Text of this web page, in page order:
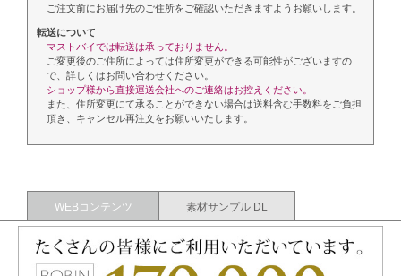
ご注文前にお届け先のご住所をご確認いただきますようお願いします。
転送について
マストバイでは転送は承っておりません。
ご変更後のご住所によっては住所変更ができる可能性がございますの
で、詳しくはお問い合わせください。
ショップ様から直接運送会社へのご連絡はお控えください。
また、住所変更にて承ることができない場合は送料含む手数料をご負担
頂き、キャンセル再注文をお願いいたします。
WEBコンテンツ 素材サンプル DL